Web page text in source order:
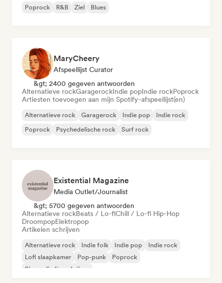
Poprock
R&B Ziel Blues
MaryCheery
Afspeellijst Curator
&gt; 2400 gegeven antwoorden
Alternatieve rockGaragerockIndie popIndie rockPoprock
Artiesten toevoegen aan mijn Spotify-afspeellijst(en)
Alternatieve rock Garagerock Indie pop
Indie rock
Poprock
Psychedelische rock Surf rock
Existential Magazine
Media Outlet/Journalist
&gt; 5700 gegeven antwoorden
Alternatieve rockBeats / Lo-fiChill / Lo-fi Hip-Hop
DroompopElektropop
Artikelen schrijven
Alternatieve rock Indie folk Indie pop
Indie rock
Lofi slaapkamer
Pop-punk
Poprock
Singer-liedjesschrijver